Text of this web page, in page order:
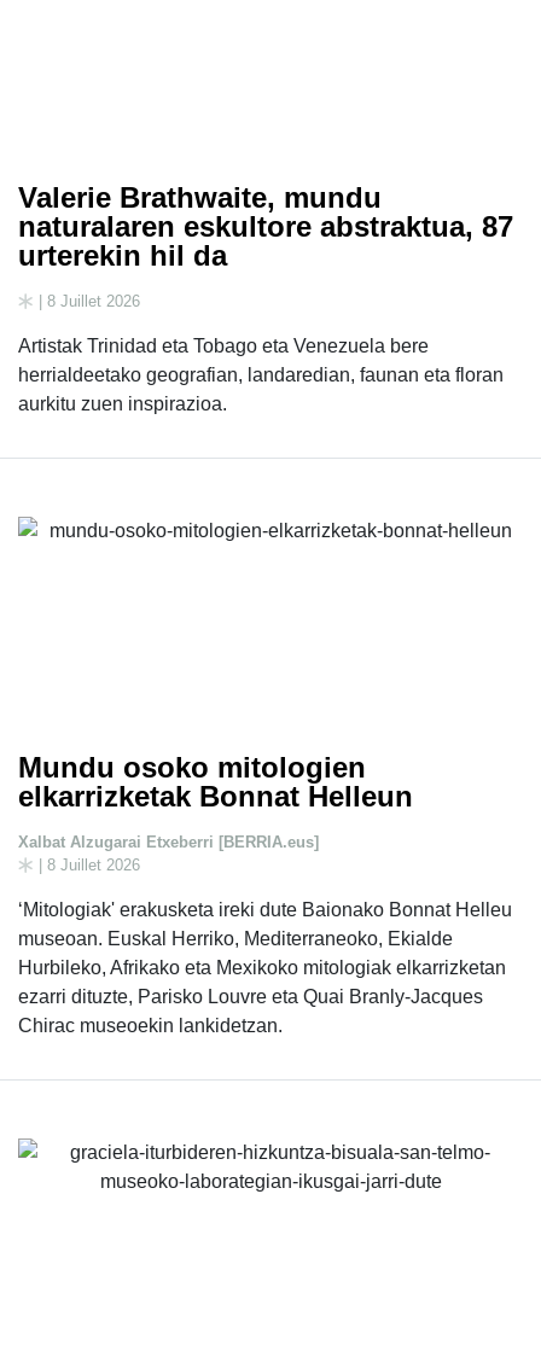
Valerie Brathwaite, mundu
naturalaren eskultore abstraktua, 87
urterekin hil da
| 8 Juillet 2026
Artistak Trinidad eta Tobago eta Venezuela bere
herrialdeetako geografian, landaredian, faunan eta floran
aurkitu zuen inspirazioa.
Mundu osoko mitologien
elkarrizketak Bonnat Helleun
Xalbat Alzugarai Etxeberri [BERRIA.eus]
| 8 Juillet 2026
‘Mitologiak' erakusketa ireki dute Baionako Bonnat Helleu
museoan. Euskal Herriko, Mediterraneoko, Ekialde
Hurbileko, Afrikako eta Mexikoko mitologiak elkarrizketan
ezarri dituzte, Parisko Louvre eta Quai Branly-Jacques
Chirac museoekin lankidetzan.